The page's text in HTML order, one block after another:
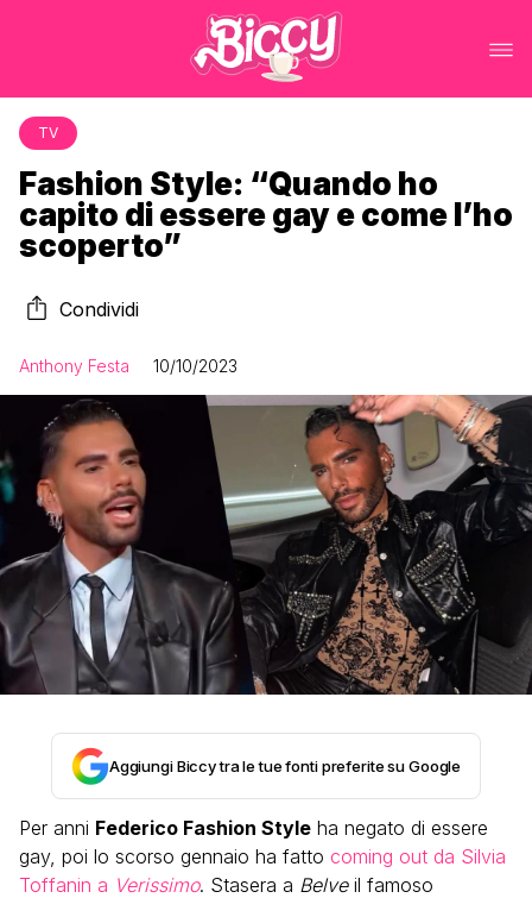
TV
Fashion Style: “Quando ho
capito di essere gay e come l’ho
scoperto”
Condividi
Anthony Festa 10/10/2023
Aggiungi Biccy tra le tue fonti preferite su Google
Per anni Federico Fashion Style ha negato di essere
gay, poi lo scorso gennaio ha fatto coming out da Silvia
Toffanin a Verissimo. Stasera a Belveil famoso